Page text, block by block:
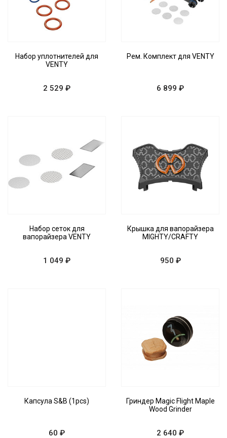
Набор уплотнителей для
VENTY
2 529 ₽
Рем. Комплект для VENTY
6 899 ₽
Набор сеток для
вапорайзера VENTY
1 049 ₽
Крышка для вапорайзера
MIGHTY/CRAFTY
950 ₽
Капсула S&B (1pcs)
60 ₽
Гриндер Magic Flight Maple
Wood Grinder
2 640 ₽